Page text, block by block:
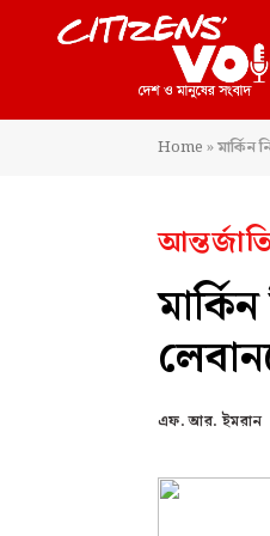
Home»মার্কিন
এফ. আর. ইমরান